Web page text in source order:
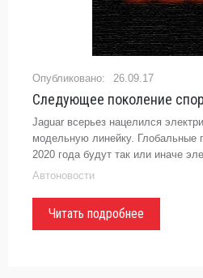
26.09.17
Jaguar всерьез нацелился
модельную линейку. Глобальные
2020 года будут так или иначе
числе и новый F-
Автоновости
Читать подробнее